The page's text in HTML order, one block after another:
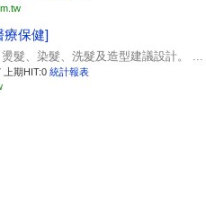
療保健]
髮、染髮、洗髮及造型建議設計。 ...
上期HIT:0 統計報表